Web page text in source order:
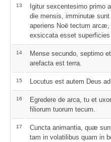
13
Igitur sexcentesimo primo
die mensis, imminutæ
aperiens Noë tectum
exsiccata esset
14
Mense secundo, septimo
arefacta est terra.
15 Locutus est autem Deus
16
Egredere de arca, tu et
filiorum tuorum tecum.
17
Cuncta animantia, quæ
tam in volatilibus quam in